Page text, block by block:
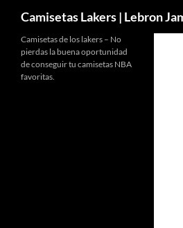
Camisetas Lakers | Lebron
Camisetas de los lakers – No
pierdas la buena oportunidad
de conseguir tu camisetas NBA
favoritas.